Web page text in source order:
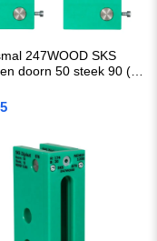
247WOOD SKS
doorn 50 steek 90 (B-